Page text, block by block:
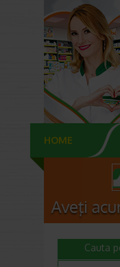
HOME
Cauta